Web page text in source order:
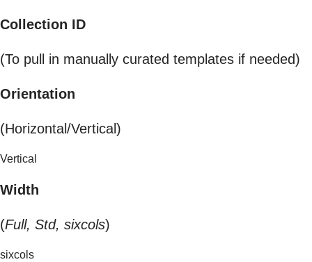
Collection ID
(To pull in manually curated templates if needed)
Orientation
(Horizontal/Vertical)
Vertical
Width
(Full, Std, sixcols)
sixcols